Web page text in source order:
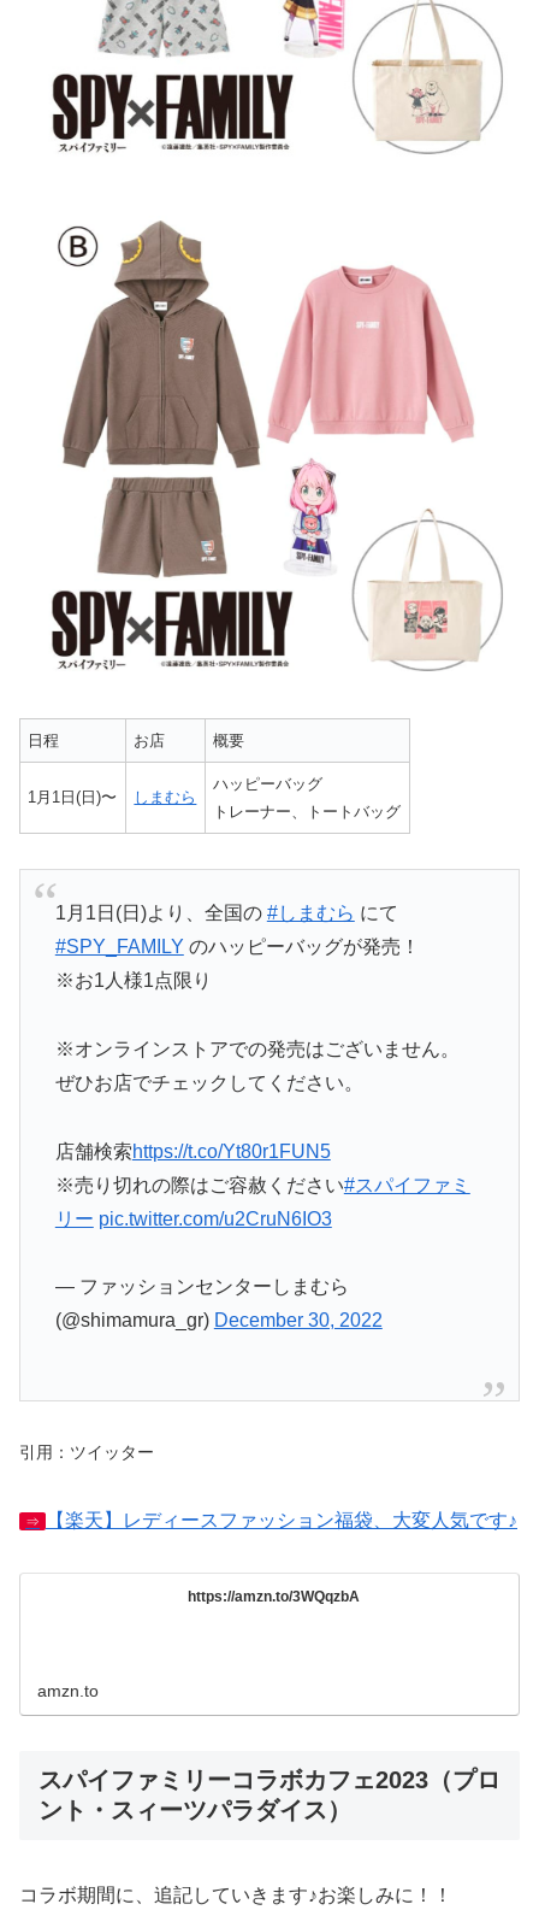
日程 お店 概要
1月1日(日)〜 しまむら
ハッピーバッグ
トレーナー、トートバッグ
1月1日(日)より、全国の #しまむら にて
#SPY_FAMILY のハッピーバッグが発売！
※お1人様1点限り
※オンラインストアでの発売はございません。
ぜひお店でチェックしてください。
店舗検索https://t.co/Yt80r1FUN5
※売り切れの際はご容赦ください#スパイファミ
リー pic.twitter.com/u2CruN6IO3
— ファッションセンターしまむら
(@shimamura_gr) December 30, 2022
引用：ツイッター
⇒ 【楽天】レディースファッション福袋、大変人気です♪
https://amzn.to/3WQqzbA
amzn.to
スパイファミリーコラボカフェ2023（プロ
ント・スィーツパラダイス）
コラボ期間に、追記していきます♪お楽しみに！！